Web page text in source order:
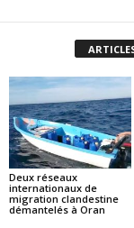
Deux réseaux
internationaux de
migration clandestine
démantelés à Oran